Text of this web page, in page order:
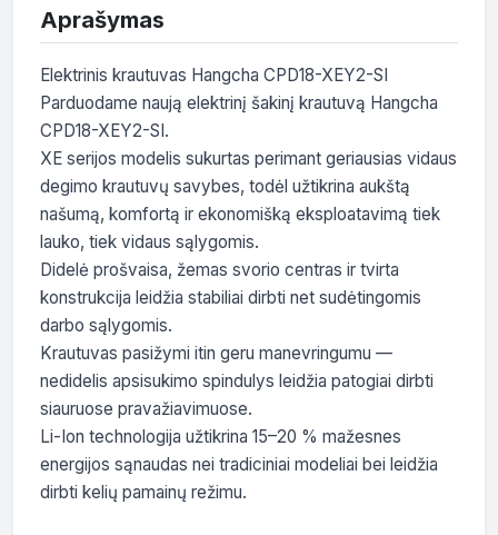
Aprašymas
Elektrinis krautuvas Hangcha CPD18-XEY2-SI
Parduodame naują elektrinį šakinį krautuvą Hangcha
CPD18-XEY2-SI.
XE serijos modelis sukurtas perimant geriausias vidaus
degimo krautuvų savybes, todėl užtikrina aukštą
našumą, komfortą ir ekonomišką eksploatavimą tiek
lauko, tiek vidaus sąlygomis.
Didelė prošvaisa, žemas svorio centras ir tvirta
konstrukcija leidžia stabiliai dirbti net sudėtingomis
darbo sąlygomis.
Krautuvas pasižymi itin geru manevringumu —
nedidelis apsisukimo spindulys leidžia patogiai dirbti
siauruose pravažiavimuose.
Li-Ion technologija užtikrina 15–20 % mažesnes
energijos sąnaudas nei tradiciniai modeliai bei leidžia
dirbti kelių pamainų režimu.